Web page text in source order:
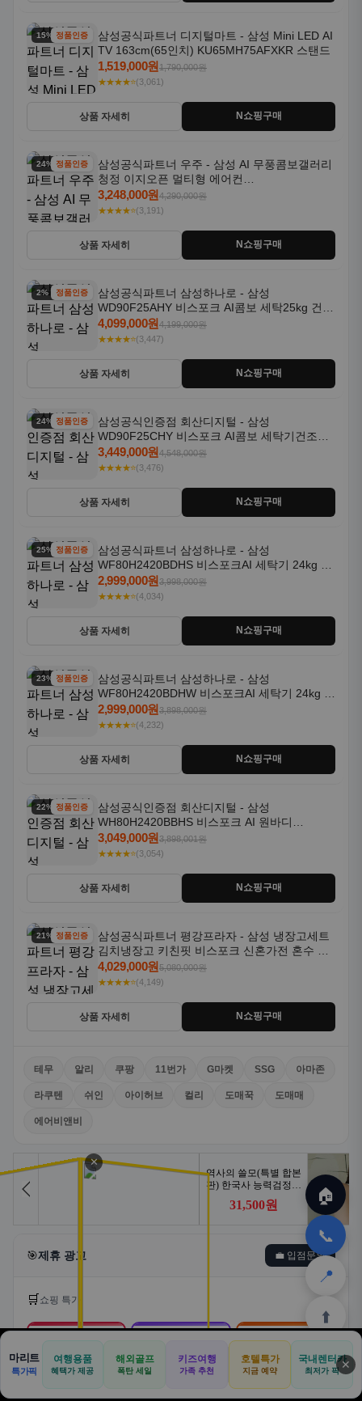
15% 할인정품인증
삼성공식파트너 디지털마트 - 삼성 Mini LED AI
TV 163cm(65인치) KU65MH75AFXKR 스탠드
1,519,000원1,790,000원
★★★★⭐(3,061)
상품 자세히 N쇼핑구매
24% 할인정품인증
삼성공식파트너 우주 - 삼성 AI 무풍콤보갤러리
청정 이지오픈 멀티형 에어컨
AF80F17D22WRS 기본설치포함
3,248,000원4,290,000원
★★★★⭐(3,191)
상품 자세히 N쇼핑구매
2% 할인정품인증
삼성공식파트너 삼성하나로 - 삼성
WD90F25AHY 비스포크 AI콤보 세탁25kg 건조
18kg 자동문열림 1등급
4,099,000원4,199,000원
★★★★⭐(3,447)
상품 자세히 N쇼핑구매
24% 할인정품인증
삼성공식인증점 회산디지털 - 삼성
WD90F25CHY 비스포크 AI콤보 세탁기건조기
일체형 25kg+18kg 1등급
3,449,000원4,548,000원
★★★★⭐(3,476)
상품 자세히 N쇼핑구매
25% 할인정품인증
삼성공식파트너 삼성하나로 - 삼성
WF80H2420BDHS 비스포크AI 세탁기 24kg 건
조기 20kg 세제자동투입
2,999,000원3,998,000원
★★★★⭐(4,034)
상품 자세히 N쇼핑구매
23% 할인정품인증
삼성공식파트너 삼성하나로 - 삼성
WF80H2420BDHW 비스포크AI 세탁기 24kg 건
조기 20kg 세제자동투입
2,999,000원3,898,000원
★★★★⭐(4,232)
상품 자세히 N쇼핑구매
22% 할인정품인증
삼성공식인증점 회산디지털 - 삼성
WH80H2420BBHS 비스포크 AI 원바디
24kg+20kg 세제자동투입 1등급
3,049,000원3,898,001원
★★★★⭐(3,054)
상품 자세히 N쇼핑구매
21% 할인정품인증
삼성공식파트너 평강프라자 - 삼성 냉장고세트
김치냉장고 키친핏 비스포크 신혼가전 혼수 입
주가전 빌트인 화이트
4,029,000원5,080,000원
★★★★⭐(4,149)
상품 자세히 N쇼핑구매
테무 알리 쿠팡 11번가 G마켓 SSG 아마존
라쿠텐 쉬인 아이허브 컬리 도매꾹 도매매
에어비앤비
🎯제휴 광고 💼 입점문의
🛒 쇼핑 특가
🛒
쿠팡
로켓배송·특가
📦
알리익스프레스
🎁
테무
초저가·무료배송
🏠
✈️
공항
⛳
📋
🛒
쿠팡
🎁
테무
🏠
📞
📍
⬆️
🏠 📝
견적
🚐
기사등록
🛒
아마존
✕
마리트
특가픽
여행용품
혜택가 제공
해외골프
폭탄 세일
키즈여행
가족 추천
호텔특가
지금 예약
국내렌터카
최저가 픽 ✕